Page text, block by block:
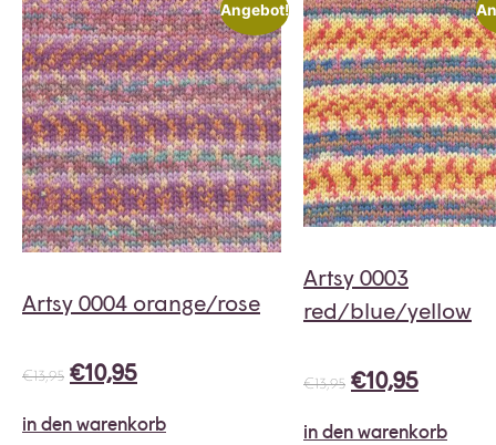
Angebot!
Artsy 0004 orange/rose
€13,95 €10,95
in den warenkorb
Artsy 0003
red/blue/yellow
€13,95 €10,95
in den warenkorb